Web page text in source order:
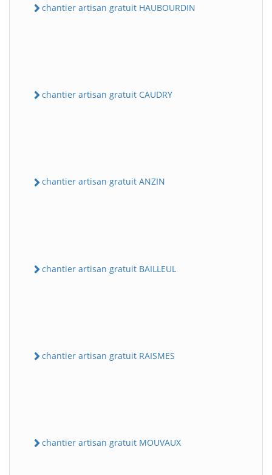
chantier artisan gratuit HAUBOURDIN
chantier artisan gratuit CAUDRY
chantier artisan gratuit ANZIN
chantier artisan gratuit BAILLEUL
chantier artisan gratuit RAISMES
chantier artisan gratuit MOUVAUX